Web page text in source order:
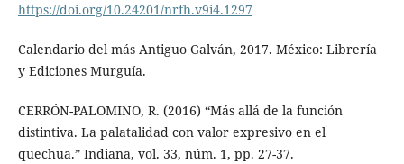
https://doi.org/10.24201/nrfh.v9i4.1297
Calendario del más Antiguo Galván, 2017. México: Librería
y Ediciones Murguía.
CERRÓN-PALOMINO, R. (2016) “Más allá de la función
distintiva. La palatalidad con valor expresivo en el
quechua.” Indiana, vol. 33, núm. 1, pp. 27-37.